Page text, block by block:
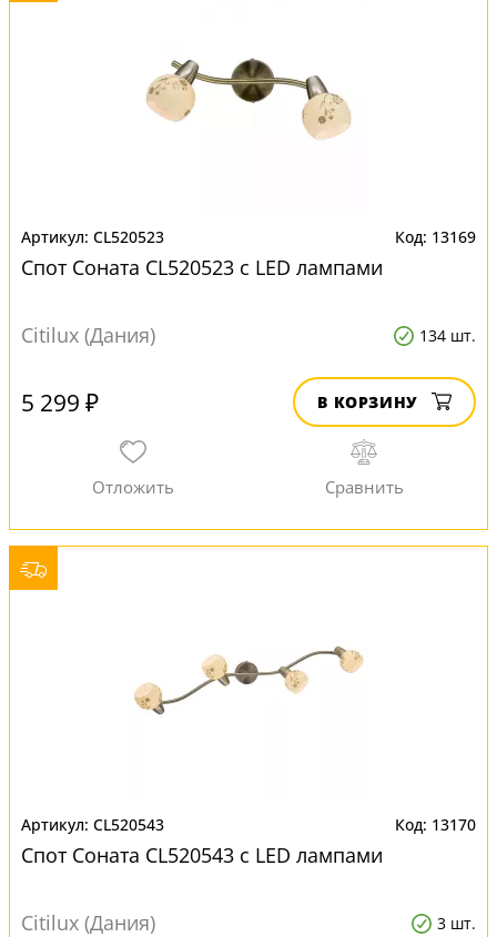
CL520523 13169
Спот Соната CL520523 с LED лампами
Citilux (Дания) 134 шт.
5 299 ₽ В КОРЗИНУ
CL520543 13170
Спот Соната CL520543 с LED лампами
Citilux (Дания) 3 шт.